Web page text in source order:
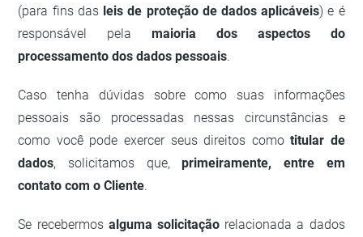
(para fins das leis de proteção de dados aplicáveis) e é
responsável pelamaioria dos aspectos do
processamento dos dados pessoais.
Caso tenha dúvidas sobre como suas informações
pessoais são processadas nessas circunstâncias e
como você pode exercer seus direitos comotitular de
dados, solicitamos que,primeiramente, entre em
contato com o Cliente.
Se recebermos alguma solicitação relacionada a dados